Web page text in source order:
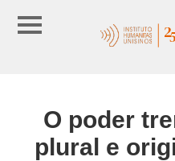
O poder
plural e